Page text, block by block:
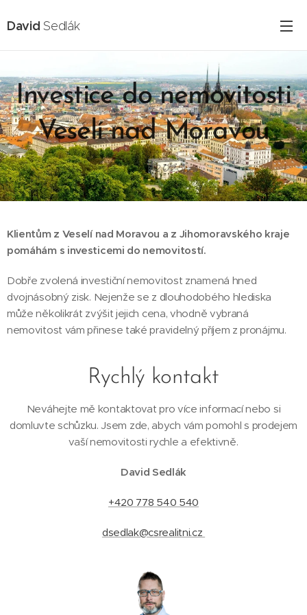
DavidSedlák
Investice do nemovitosti
Veselí nad Moravou
16.02.2025
Klientům z Veselí nad Moravou a z Jihomoravského kraje
pomáhám s investicemi do nemovitostí.
Dobře zvolená investiční nemovitost znamená hned
dvojnásobný zisk. Nejenže se z dlouhodobého hlediska
může několikrát zvýšit jejich cena, vhodně vybraná
nemovitost vám přinese také pravidelný příjem z pronájmu.
Rychlý kontakt
Neváhejte mě kontaktovat pro více informací nebo si
domluvte schůzku. Jsem zde, abych vám pomohl s prodejem
vaší nemovitosti rychle a efektivně.
David Sedlák
+420 778 540 540
dsedlak@csrealitni.cz